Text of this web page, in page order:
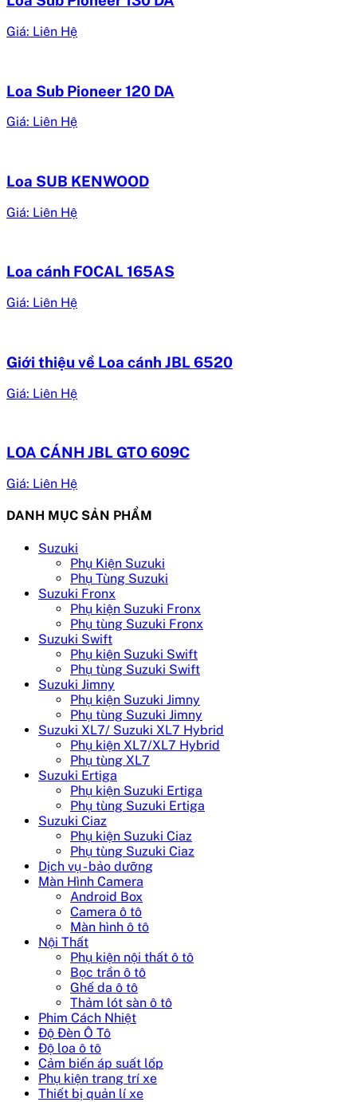
Giá: Liên Hệ
Loa Sub Pioneer 120 DA
Giá: Liên Hệ
Loa SUB KENWOOD
Giá: Liên Hệ
Loa cánh FOCAL 165AS
Giá: Liên Hệ
Giới thiệu về Loa cánh JBL 6520
Giá: Liên Hệ
LOA CÁNH JBL GTO 609C
Giá: Liên Hệ
DANH MỤC SẢN PHẨM
Suzuki
Phụ Kiện Suzuki
Phụ Tùng Suzuki
Suzuki Fronx
Phụ kiện Suzuki Fronx
Phụ tùng Suzuki Fronx
Suzuki Swift
Phụ kiện Suzuki Swift
Phụ tùng Suzuki Swift
Suzuki Jimny
Phụ kiện Suzuki Jimny
Phụ tùng Suzuki Jimny
Suzuki XL7/ Suzuki XL7 Hybrid
Phụ kiện XL7/XL7 Hybrid
Phụ tùng XL7
Suzuki Ertiga
Phụ kiện Suzuki Ertiga
Phụ tùng Suzuki Ertiga
Suzuki Ciaz
Phụ kiện Suzuki Ciaz
Phụ tùng Suzuki Ciaz
Dịch vụ - bảo dưỡng
Màn Hình Camera
Android Box
Camera ô tô
Màn hình ô tô
Nội Thất
Phụ kiện nội thất ô tô
Bọc trần ô tô
Ghế da ô tô
Thảm lót sàn ô tô
Phim Cách Nhiệt
Độ Đèn Ô Tô
Độ loa ô tô
Cảm biến áp suất lốp
Phụ kiện trang trí xe
Thiết bị quản lí xe